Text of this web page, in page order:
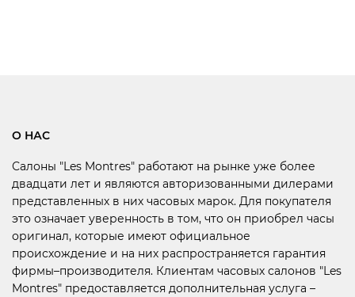
О НАС
Салоны "Les Montres" работают на рынке уже более
двадцати лет и являются авторизованными дилерами
представленных в них часовых марок. Для покупателя
это означает уверенность в том, что он приобрел часы
оригинал, которые имеют официальное
происхождение и на них распространяется гарантия
фирмы–производителя. Клиентам часовых салонов "Les
Montres" предоставляется дополнительная услуга –